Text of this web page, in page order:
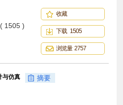
( 1505 )
收藏
下载 1505
浏览量 2757
与仿真 摘要